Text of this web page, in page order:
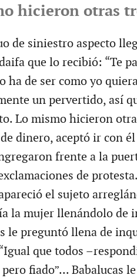
hicieron otras
de siniestro aspecto
que lo recibió: “Te
ha de ser como yo
un pervertido, así
Lo mismo hicieron
dinero, aceptó ir con
frente a la
de
el sujeto
la mujer llenándolo de
le preguntó llena de
que todos
fiado”... Babalucas